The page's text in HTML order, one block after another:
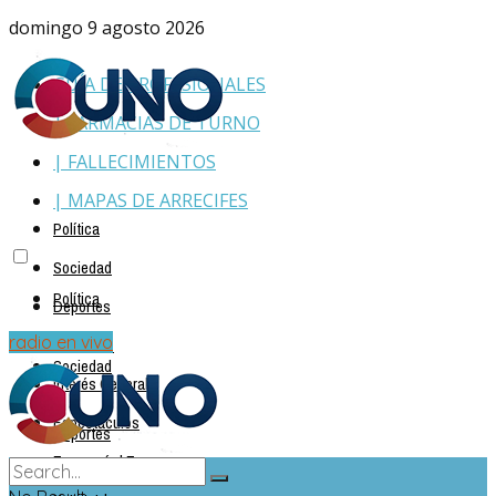
domingo 9 agosto 2026
GUÍA DE PROFESIONALES
| FARMACIAS DE TURNO
| FALLECIMIENTOS
| MAPAS DE ARRECIFES
Política
Sociedad
Deportes
Policiales
Interés General
Espectáculos
Economía | Empresas
Política
Sociedad
Deportes
radio en vivo